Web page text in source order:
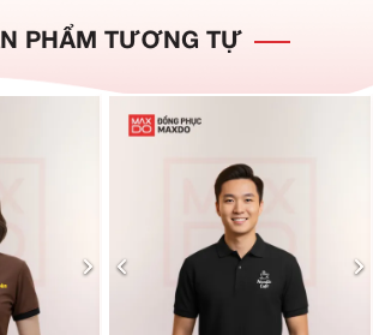
PHẨM TƯƠNG TỰ